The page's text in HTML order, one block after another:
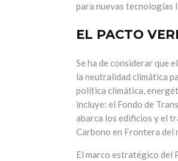
para nuevas tecnologías
EL PACTO
Se ha de considerar que el
la neutralidad climática
política climática,
incluye: el Fondo de
abarca los edificios y el
Carbono en Frontera del
El marco estratégico del